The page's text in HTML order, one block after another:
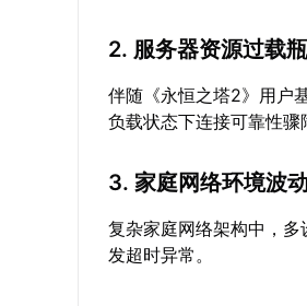
2. 服务器资源过载
伴随《永恒之塔2》用户
负载状态下连接可靠性骤
3. 家庭网络环境波
复杂家庭网络架构中，
发超时异常。